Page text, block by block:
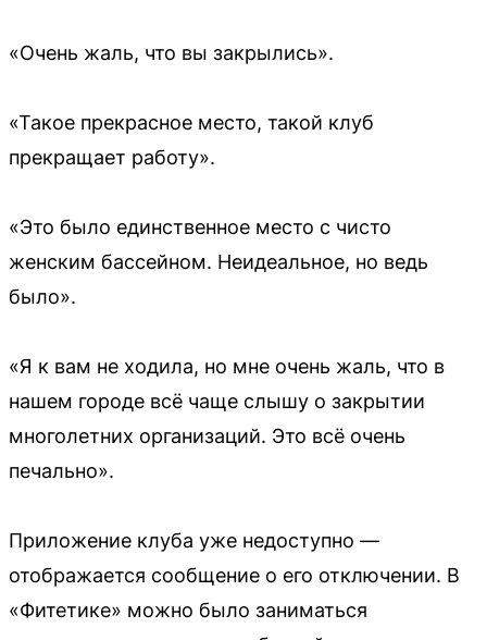
«Очень жаль, что вы закрылись».
«Такое прекрасное место, такой клуб
прекращает работу».
«Это было единственное место с чисто
женским бассейном. Неидеальное, но ведь
было».
«Я к вам не ходила, но мне очень жаль, что в
нашем городе всё чаще слышу о закрытии
многолетних организаций. Это всё очень
печально».
Приложение клуба уже недоступно —
отображается сообщение о его отключении. В
«Фитетике» можно было заниматься